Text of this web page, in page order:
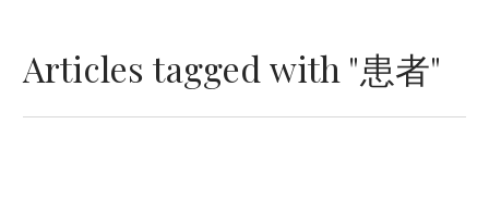
Articles tagged with "患者"